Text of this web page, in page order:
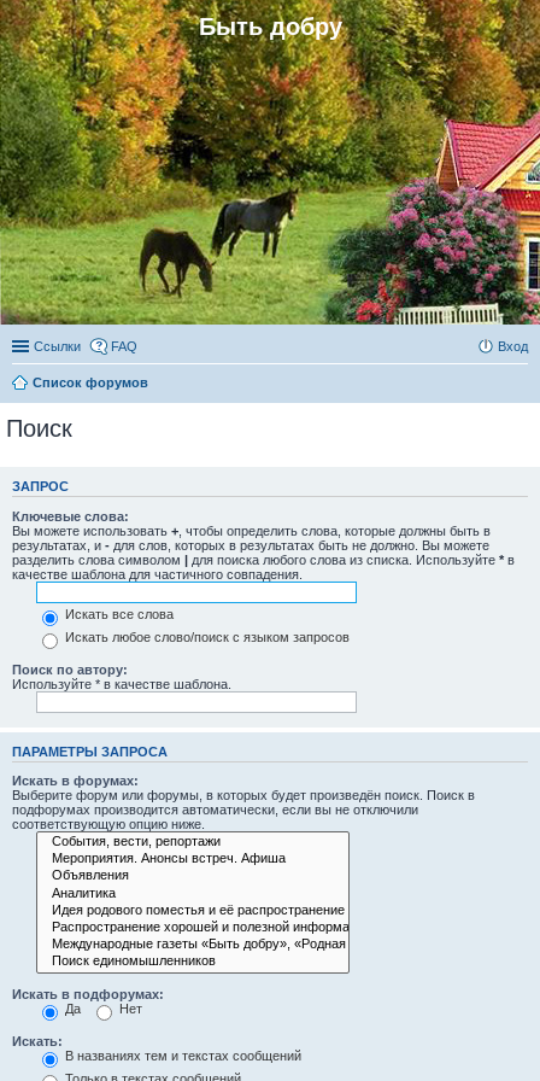
Быть добру
Ссылки FAQ Вход
Список форумов
Поиск
ЗАПРОС
Ключевые слова:
Вы можете использовать + , чтобы определить слова, которые должны быть в
результатах, и - для слов, которых в результатах быть не должно. Вы можете
разделить слова символом | для поиска любого слова из списка. Используйте * в
качестве шаблона для частичного совпадения.
Искать все слова
Искать любое слово/поиск с языком запросов
Поиск по автору:
Используйте * в качестве шаблона.
ПАРАМЕТРЫ ЗАПРОСА
Искать в форумах:
Выберите форум или форумы, в которых будет произведён поиск. Поиск в
подфорумах производится автоматически, если вы не отключили
соответствующую опцию ниже.
Искать в подфорумах:
Да
Нет
Искать:
В названиях тем и текстах сообщений